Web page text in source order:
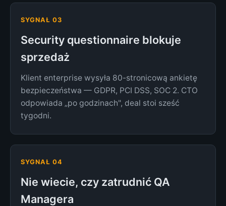
SYGNAŁ 03
Security questionnaire blokuje
sprzedaż
Klient enterprise wysyła 80-stronicową ankietę
bezpieczeństwa — GDPR, PCI DSS, SOC 2. CTO
odpowiada „po godzinach", deal stoi sześć
tygodni.
SYGNAŁ 04
Nie wiecie, czy zatrudnić QA
Managera